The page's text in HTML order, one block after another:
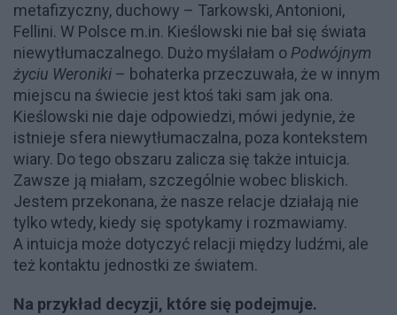
metafizyczny, duchowy – Tarkowski, Antonioni,
Fellini. W Polsce m.in. Kieślowski nie bał się świata
niewytłumaczalnego. Dużo myślałam o Podwójnym
życiu Weroniki – bohaterka przeczuwała, że w innym
miejscu na świecie jest ktoś taki sam jak ona.
Kieślowski nie daje odpowiedzi, mówi jedynie, że
istnieje sfera niewytłumaczalna, poza kontekstem
wiary. Do tego obszaru zalicza się także intuicja.
Zawsze ją miałam, szczególnie wobec bliskich.
Jestem przekonana, że nasze relacje działają nie
tylko wtedy, kiedy się spotykamy i rozmawiamy.
A intuicja może dotyczyć relacji między ludźmi, ale
też kontaktu jednostki ze światem.
Na przykład decyzji, które się podejmuje.